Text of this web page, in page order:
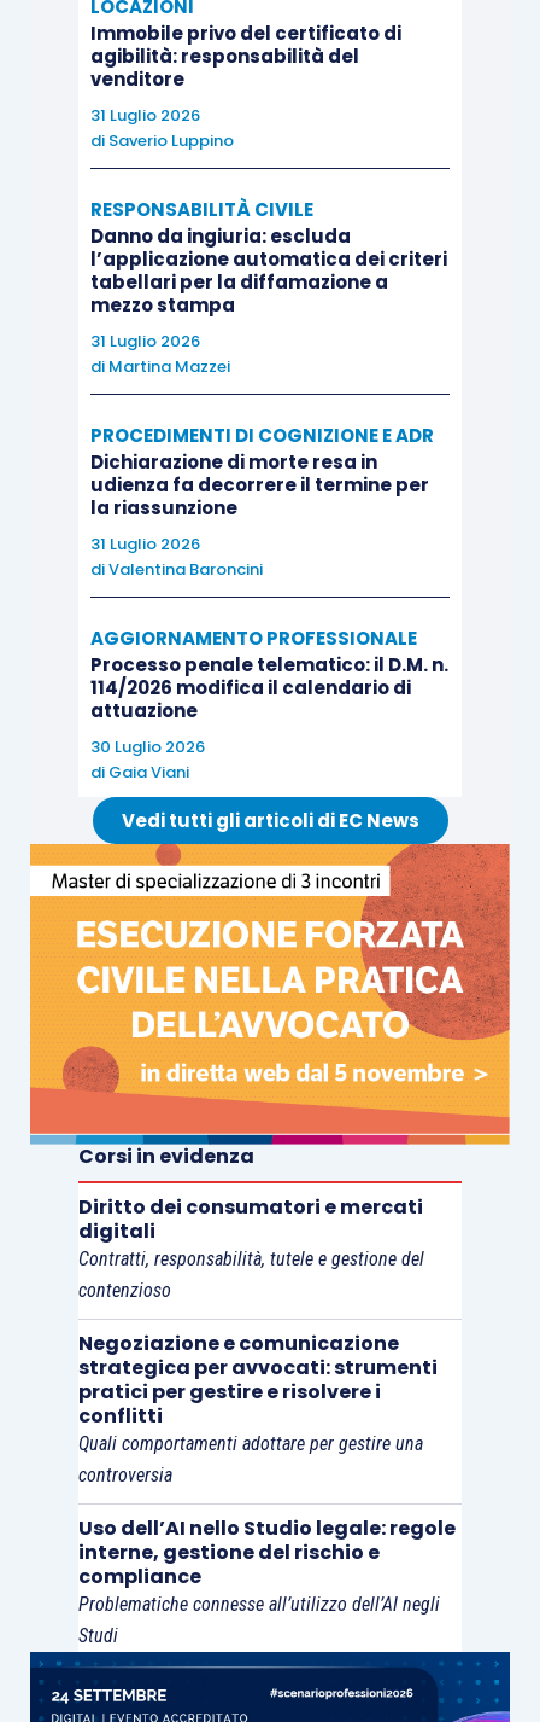
LOCAZIONI
Immobile privo del certificato di
agibilità: responsabilità del
venditore
31 Luglio 2026
di Saverio Luppino
RESPONSABILITÀ CIVILE
Danno da ingiuria: escluda
l’applicazione automatica dei criteri
tabellari per la diffamazione a
mezzo stampa
31 Luglio 2026
di Martina Mazzei
PROCEDIMENTI DI COGNIZIONE E ADR
Dichiarazione di morte resa in
udienza fa decorrere il termine per
la riassunzione
31 Luglio 2026
diValentina Baroncini
AGGIORNAMENTO PROFESSIONALE
Processo penale telematico: il D.M. n.
114/2026 modifica il calendario di
attuazione
30 Luglio 2026
di Gaia Viani
Vedi tutti gli articoli di EC News
Corsi in evidenza
Diritto dei consumatori e mercati
digitali
Contratti, responsabilità, tutele e gestione del
contenzioso
Negoziazione e comunicazione
strategica per avvocati: strumenti
pratici per gestire e risolvere i
conflitti
Quali comportamenti adottare per gestire una
controversia
Uso dell’AI nello Studio legale: regole
interne, gestione del rischio e
compliance
Problematiche connesse all’utilizzo dell’AI negli
Studi